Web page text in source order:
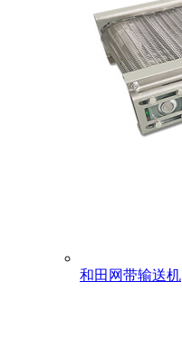
和田网带输送机